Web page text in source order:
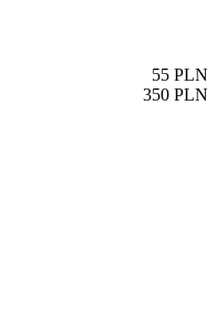
55 PLN
350 PLN